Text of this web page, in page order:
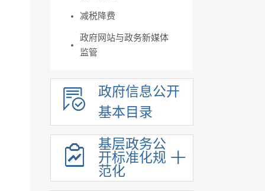
减税降费
政府网站与政务新媒体
监管
政府信息公开
基本目录
基层政务公
开标准化规
范化